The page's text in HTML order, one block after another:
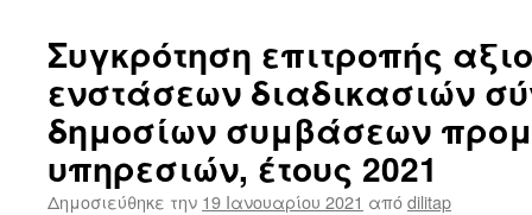
Συγκρότηση επιτροπής
ενστάσεων διαδικασιών
δημοσίων συμβάσεων
υπηρεσιών, έτους 2021
Δημοσιεύθηκε την 19 Ιανουαρίου 2021 απόdilitap